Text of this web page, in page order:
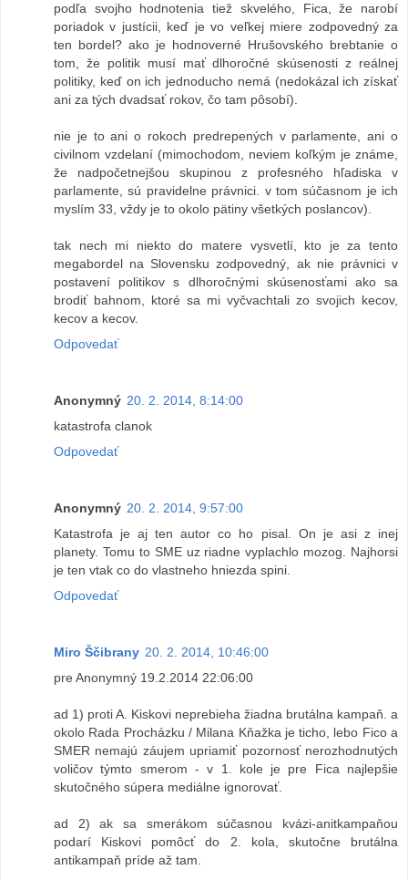
podľa svojho hodnotenia tiež skvelého, Fica, že narobí
poriadok v justícii, keď je vo veľkej miere zodpovedný za
ten bordel? ako je hodnoverné Hrušovského brebtanie o
tom, že politik musí mať dlhoročné skúsenosti z reálnej
politiky, keď on ich jednoducho nemá (nedokázal ich získať
ani za tých dvadsať rokov, čo tam pôsobí).
nie je to ani o rokoch predrepených v parlamente, ani o
civilnom vzdelaní (mimochodom, neviem koľkým je známe,
že nadpočetnejšou skupinou z profesného hľadiska v
parlamente, sú pravidelne právnici. v tom súčasnom je ich
myslím 33, vždy je to okolo pätiny všetkých poslancov).
tak nech mi niekto do matere vysvetlí, kto je za tento
megabordel na Slovensku zodpovedný, ak nie právnici v
postavení politikov s dlhoročnými skúsenosťami ako sa
brodiť bahnom, ktoré sa mi vyčvachtali zo svojich kecov,
kecov a kecov.
Odpovedať
Anonymný 20. 2. 2014, 8:14:00
katastrofa clanok
Odpovedať
Anonymný 20. 2. 2014, 9:57:00
Katastrofa je aj ten autor co ho pisal. On je asi z inej
planety. Tomu to SME uz riadne vyplachlo mozog. Najhorsi
je ten vtak co do vlastneho hniezda spini.
Odpovedať
Miro Ščibrany 20. 2. 2014, 10:46:00
pre Anonymný 19.2.2014 22:06:00
ad 1) proti A. Kiskovi neprebieha žiadna brutálna kampaň. a
okolo Rada Procházku / Milana Kňažka je ticho, lebo Fico a
SMER nemajú záujem upriamiť pozornosť nerozhodnutých
voličov týmto smerom - v 1. kole je pre Fica najlepšie
skutočného súpera mediálne ignorovať.
ad 2) ak sa smerákom súčasnou kvázi-anitkampaňou
podarí Kiskovi pomôcť do 2. kola, skutočne brutálna
antikampaň príde až tam.